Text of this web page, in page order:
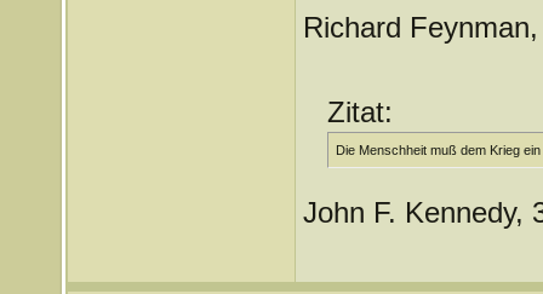
Richard
Zitat:
Die Menschheit muß dem Krieg
John F. Kennedy,